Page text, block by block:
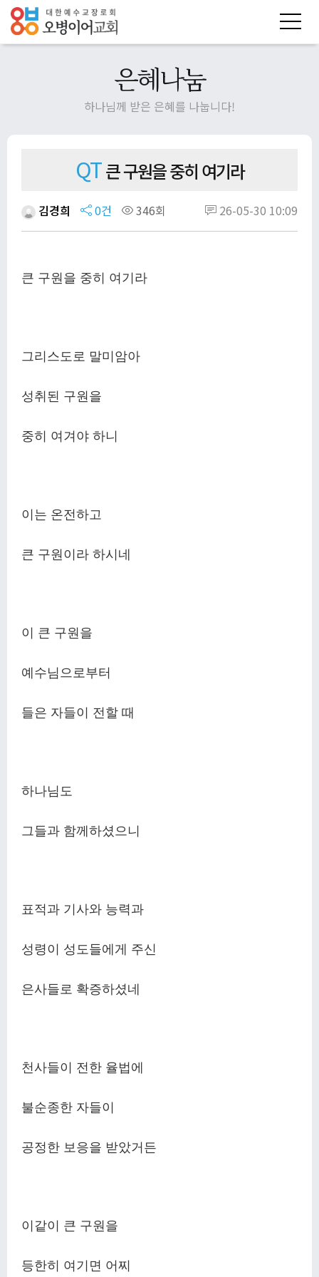
은혜나눔
하나님께 받은 은혜를 나눕니다!
QT 큰 구원을 중히 여기라
김경희 0건 346회 26-05-30 10:09
큰 구원을 중히 여기라
그리스도로 말미암아
성취된 구원을
중히 여겨야 하니
이는 온전하고
큰 구원이라 하시네
이 큰 구원을
예수님으로부터
들은 자들이 전할 때
하나님도
그들과 함께하셨으니
표적과 기사와 능력과
성령이 성도들에게 주신
은사들로 확증하셨네
천사들이 전한 율법에
불순종한 자들이
공정한 보응을 받았거든
이같이 큰 구원을
등한히 여기면 어찌